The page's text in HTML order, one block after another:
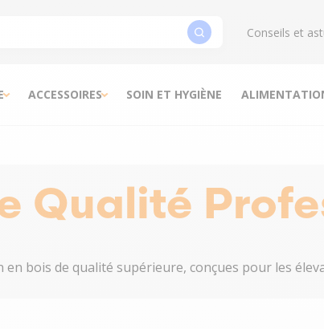
Conseils et
ACCESSOIRES SOIN ET HYGIÈNE
Qualité
bois de qualité supérieure, conçues pour les